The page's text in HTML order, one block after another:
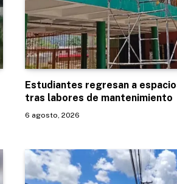
Estudiantes regresan a
tras labores de mantenimiento
6 agosto, 2026